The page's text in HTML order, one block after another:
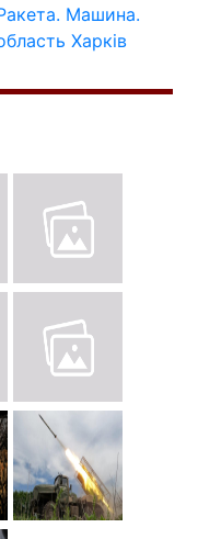
Машина.
Харків